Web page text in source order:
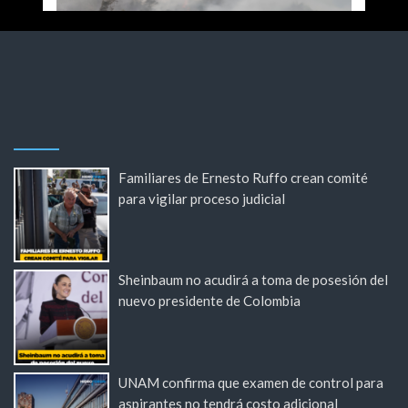
Familiares de Ernesto Ruffo crean comité
para vigilar proceso judicial
Sheinbaum no acudirá a toma de posesión del
nuevo presidente de Colombia
UNAM confirma que examen de control para
aspirantes no tendrá costo adicional